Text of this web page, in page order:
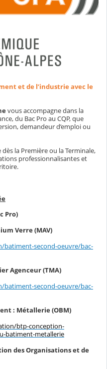
et de l’industrie avec le
vous accompagne dans la
du Bac Pro au CQP, que
demandeur d’emploi ou
la Première ou la Terminale,
professionnalisantes et
Pro)
Verre (MAV)
batiment-second-oeuvre/bac-
Agenceur (TMA)
batiment-second-oeuvre/bac-
: Métallerie (OBM)
btp-conception-
batiment-metallerie
des Organisations et de